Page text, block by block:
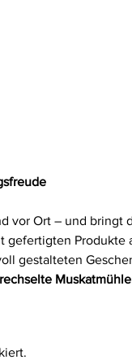
vor Ort – und bringt
gefertigten Produkte
gestalteten